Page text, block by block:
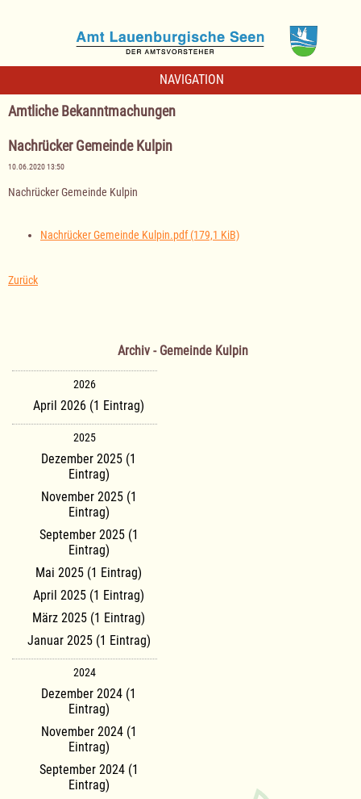
NAVIGATION
Amtliche Bekanntmachungen
Nachrücker Gemeinde Kulpin
10.06.2020 13:50
Nachrücker Gemeinde Kulpin
Nachrücker Gemeinde Kulpin.pdf(179,1 KiB)
Zurück
Archiv - Gemeinde Kulpin
2026
April 2026 (1 Eintrag)
2025
Dezember 2025 (1
Eintrag)
November 2025 (1
Eintrag)
September 2025 (1
Eintrag)
Mai 2025 (1 Eintrag)
April 2025 (1 Eintrag)
März 2025 (1 Eintrag)
Januar 2025 (1 Eintrag)
2024
Dezember 2024 (1
Eintrag)
November 2024 (1
Eintrag)
September 2024 (1
Eintrag)